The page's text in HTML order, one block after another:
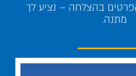
בהצלחה – נציע לך
מתנה.